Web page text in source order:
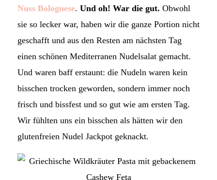
Nuss Bolognese. Und oh! War die gut. Obwohl
sie so lecker war, haben wir die ganze Portion nicht
geschafft und aus den Resten am nächsten Tag
einen schönen Mediterranen Nudelsalat gemacht.
Und waren baff erstaunt: die Nudeln waren kein
bisschen trocken geworden, sondern immer noch
frisch und bissfest und so gut wie am ersten Tag.
Wir fühlten uns ein bisschen als hätten wir den
glutenfreien Nudel Jackpot geknackt.